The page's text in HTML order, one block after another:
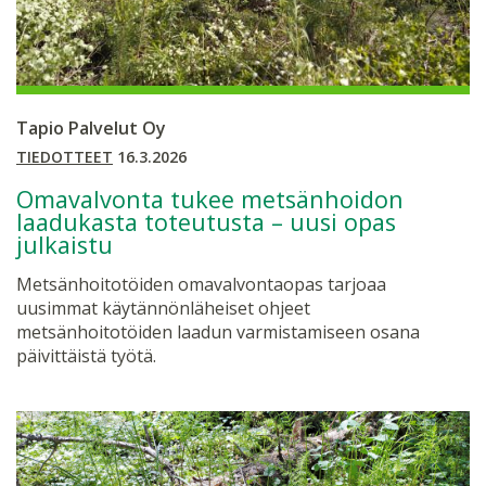
Tapio Palvelut Oy
TIEDOTTEET 16.3.2026
Omavalvonta tukee metsänhoidon
laadukasta toteutusta – uusi opas
julkaistu
Metsänhoitotöiden omavalvontaopas tarjoaa
uusimmat käytännönläheiset ohjeet
metsänhoitotöiden laadun varmistamiseen osana
päivittäistä työtä.